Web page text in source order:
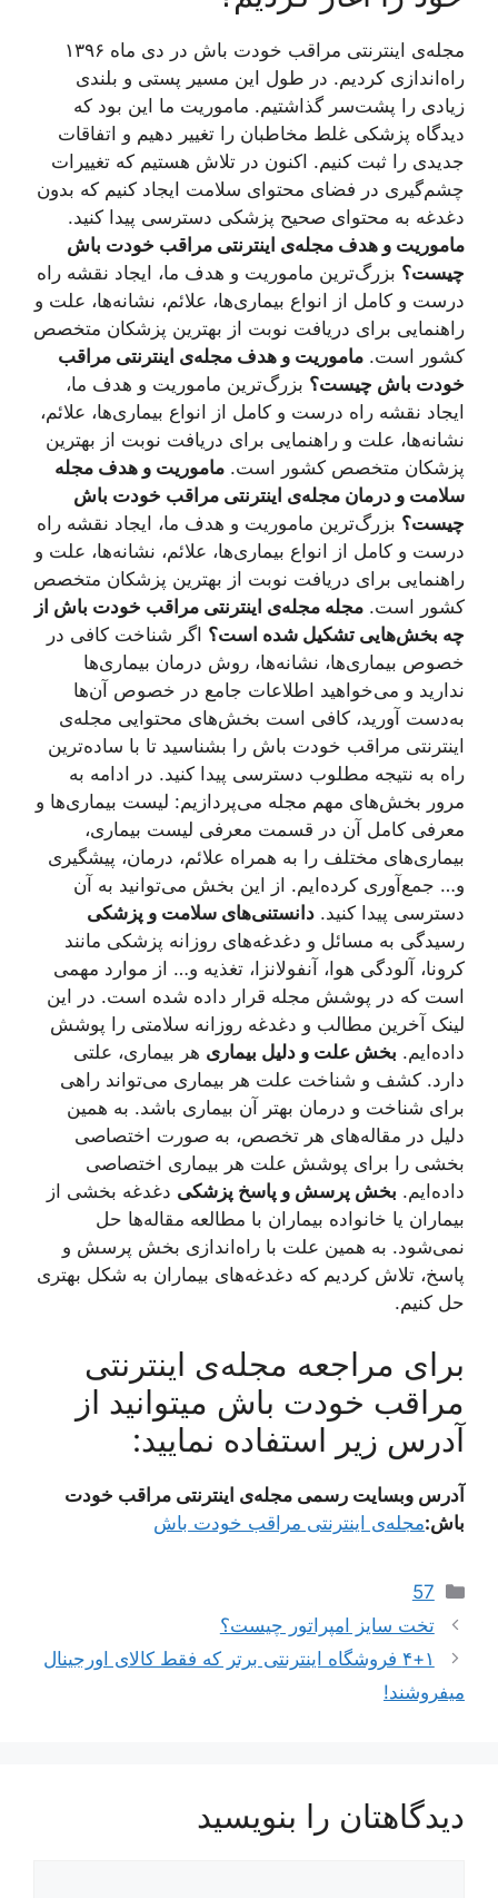
مجله‌ی اینترنتی مراقب خودت باش در دی ماه ۱۳۹۶
راه‌اندازی کردیم. در طول این مسیر پستی و بلندی
زیادی را پشت‌سر گذاشتیم. ماموریت ما این بود که
دیدگاه پزشکی غلط مخاطبان را تغییر دهیم و اتفاقات
جدیدی را ثبت کنیم. اکنون در تلاش هستیم که تغییرات
چشم‌گیری در فضای محتوای سلامت ایجاد کنیم که بدون
دغدغه به محتوای صحیح پزشکی دسترسی پیدا کنید.
ماموریت و هدف مجله‌ی اینترنتی مراقب خودت باش
چیست؟ بزرگ‌ترین ماموریت و هدف ما، ایجاد نقشه راه
درست و کامل از انواع بیماری‌ها، علائم، نشانه‌ها، علت و
راهنمایی برای دریافت نوبت از بهترین پزشکان متخصص
کشور است. ماموریت و هدف مجله‌ی اینترنتی مراقب
خودت باش چیست؟ بزرگ‌ترین ماموریت و هدف ما،
ایجاد نقشه راه درست و کامل از انواع بیماری‌ها، علائم،
نشانه‌ها، علت و راهنمایی برای دریافت نوبت از بهترین
پزشکان متخصص کشور است. ماموریت و هدف مجله
سلامت و درمان مجله‌ی اینترنتی مراقب خودت باش
چیست؟ بزرگ‌ترین ماموریت و هدف ما، ایجاد نقشه راه
درست و کامل از انواع بیماری‌ها، علائم، نشانه‌ها، علت و
راهنمایی برای دریافت نوبت از بهترین پزشکان متخصص
کشور است. مجله مجله‌ی اینترنتی مراقب خودت باش از
چه بخش‌هایی تشکیل شده است؟ اگر شناخت کافی در
خصوص بیماری‌ها، نشانه‌ها، روش درمان بیماری‌ها
ندارید و می‌خواهید اطلاعات جامع در خصوص آن‌ها
به‌دست آورید، کافی است بخش‌های محتوایی مجله‌ی
اینترنتی مراقب خودت باش را بشناسید تا با ساده‌ترین
راه به نتیجه مطلوب دسترسی پیدا کنید. در ادامه به
مرور بخش‌های مهم مجله می‌پردازیم: لیست بیماری‌ها و
معرفی کامل آن در قسمت معرفی لیست بیماری،
بیماری‌های مختلف را به همراه علائم، درمان، پیشگیری
و… جمع‌آوری کرده‌ایم. از این بخش می‌توانید به آن‌
دسترسی پیدا کنید. دانستنی‌های سلامت و پزشکی
رسیدگی به مسائل و دغدغه‌های روزانه پزشکی مانند
کرونا، آلودگی‌ هوا، آنفولانزا، تغذیه و… از موارد مهمی
است که در پوشش مجله قرار داده شده است. در این
لینک آخرین مطالب و دغدغه‌ روزانه سلامتی را پوشش
داده‌ایم. بخش علت و دلیل بیماری هر بیماری، علتی
دارد. کشف و شناخت علت هر بیماری می‌تواند راهی
برای شناخت و درمان بهتر آن بیماری باشد. به همین
دلیل در مقاله‌های هر تخصص، به صورت اختصاصی
بخشی را برای پوشش علت هر بیماری اختصاصی
داده‌ایم. بخش پرسش و پاسخ پزشکی دغدغه بخشی از
بیماران یا خانواده‌ بیماران با مطالعه مقاله‌ها حل
نمی‌شود. به همین علت با راه‌اندازی بخش پرسش و
پاسخ، تلاش کردیم که دغدغه‌های بیماران به شکل بهتری
حل کنیم.
برای مراجعه مجله‌ی اینترنتی
مراقب خودت باش میتوانید از
آدرس زیر استفاده نمایید:
آدرس وبسایت رسمی مجله‌ی اینترنتی مراقب خودت
باش:مجله‌ی اینترنتی مراقب خودت باش
دسته‌ها
57
تخت سایز امپراتور چیست؟
۴+۱ فروشگاه اینترنتی برتر که فقط کالای اورجینال
میفروشند!
دیدگاهتان را بنویسید